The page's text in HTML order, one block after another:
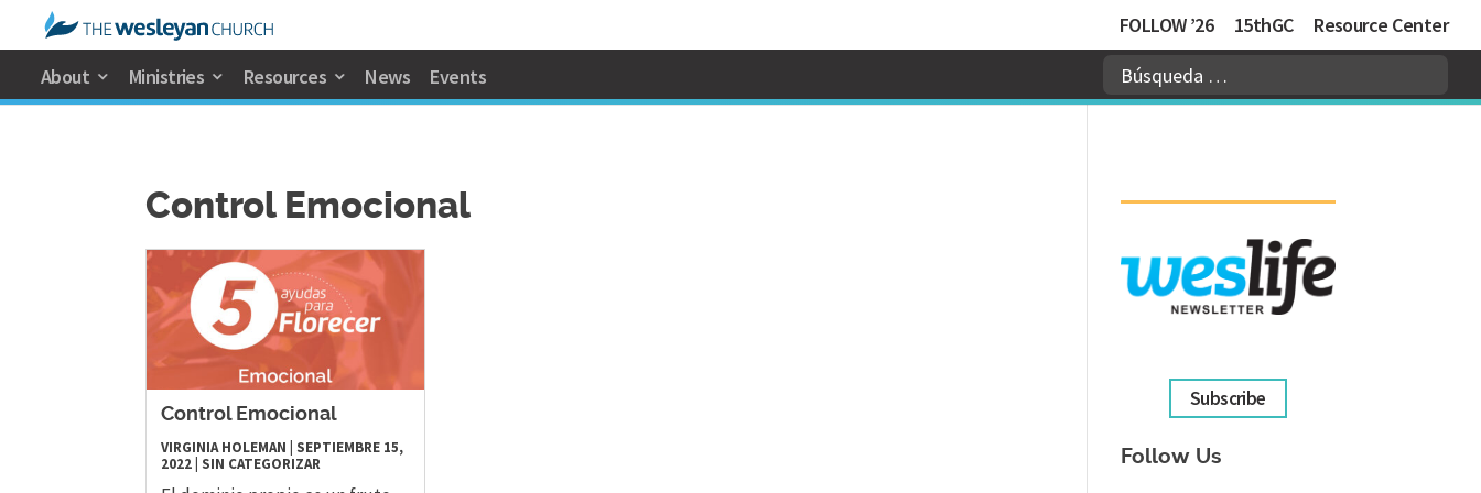
FOLLOW ’26 15thGC Resource Center
About Ministries Resources News Events
Control Emocional
Control Emocional
VIRGINIA HOLEMAN
SEPTIEMBRE 15,
2022 SIN CATEGORIZAR
Subscribe
Follow Us